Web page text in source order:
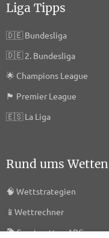
Liga Tipps
🇩🇪Bundesliga
🇩🇪2. Bundesliga
🌟 Champions League
🏴󠁧󠁢󠁥󠁮󠁧󠁿 Premier League
🇪🇸La Liga
Rund ums Wetten
🧠 Wettstrategien
📱 Wettrechner
📚Sportwetten ABC